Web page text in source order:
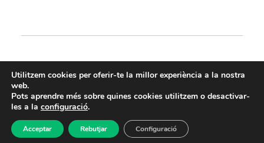
Termes de servei
Avis legal
Política de privacitat
Utilitzem cookies per oferir-te la millor experiència a la nostra
web.
Pots aprendre més sobre quines cookies utilitzem o desactivar-
les a la configuració.
Acceptar Rebutjar Configuració